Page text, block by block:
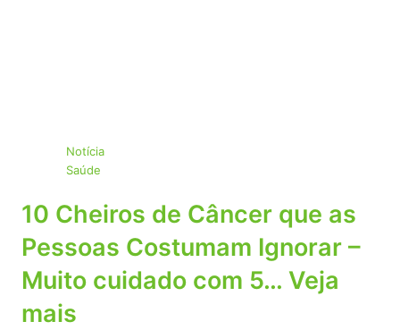
Notícia
Saúde
10 Cheiros de Câncer que as
Pessoas Costumam Ignorar –
Muito cuidado com 5… Veja
mais